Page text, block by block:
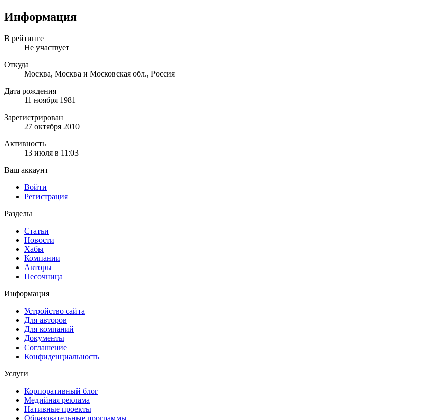
Информация
В рейтинге
Не участвует
Откуда
Москва, Москва и Московская обл., Россия
Дата рождения
11 ноября 1981
Зарегистрирован
27 октября 2010
Активность
13 июля в 11:03
Ваш аккаунт
Войти
Регистрация
Разделы
Статьи
Новости
Хабы
Компании
Авторы
Песочница
Информация
Устройство сайта
Для авторов
Для компаний
Документы
Соглашение
Конфиденциальность
Услуги
Корпоративный блог
Медийная реклама
Нативные проекты
Образовательные программы